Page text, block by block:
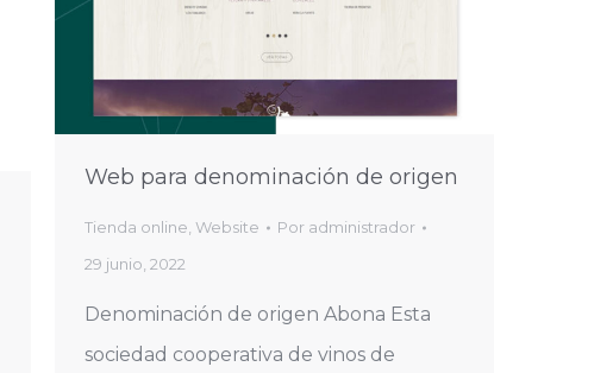
Web para denominación de origen
Tienda online Website Por administrador
29 junio, 2022
Denominación de origen Abona Esta
sociedad cooperativa de vinos de